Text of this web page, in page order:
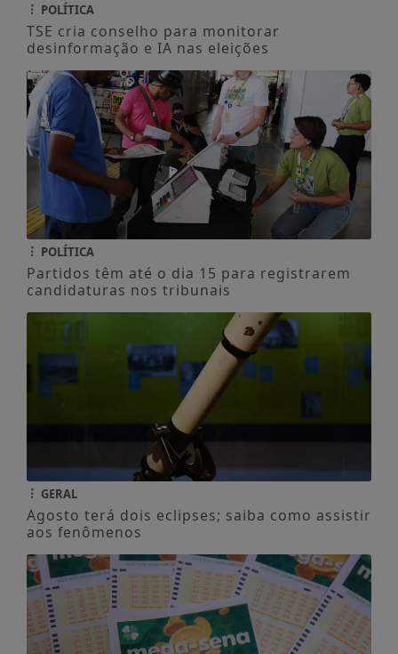
POLÍTICA
TSE cria conselho para monitorar
desinformação e IA nas eleições
POLÍTICA
Partidos têm até o dia 15 para registrarem
candidaturas nos tribunais
GERAL
Agosto terá dois eclipses; saiba como assistir
aos fenômenos